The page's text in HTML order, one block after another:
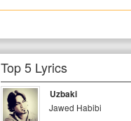
Top 5 Lyrics
Uzbaki
Jawed Habibi